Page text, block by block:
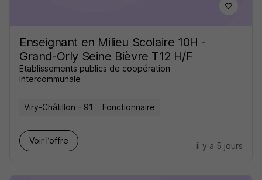
Enseignant en Milieu Scolaire 10H -
Grand-Orly Seine Bièvre T12 H/F
Etablissements publics de coopération
intercommunale
Viry-Châtillon - 91 Fonctionnaire
Voir l’offre
il y a 5 jours